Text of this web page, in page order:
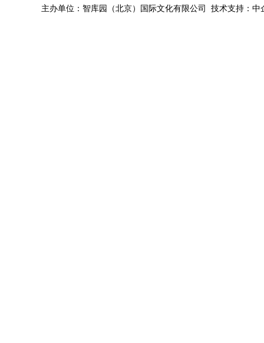
主办单位：智库园（北京）国际文化有限公司 技术支持：